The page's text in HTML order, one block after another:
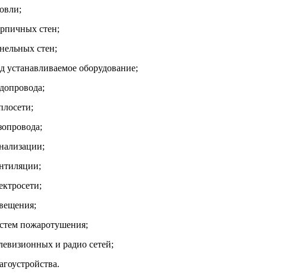
стен;
стен;
устанавливаемое оборудование;
пожаротушения;
и радио сетей;